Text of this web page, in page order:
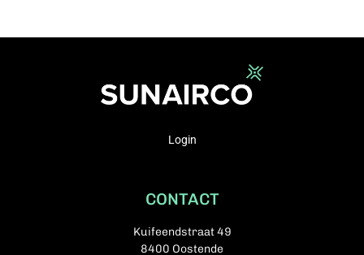
Login
CONTACT
Kuifeendstraat 49
8400 Oostende